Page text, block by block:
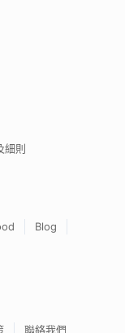
細則
Blog
聯絡我們